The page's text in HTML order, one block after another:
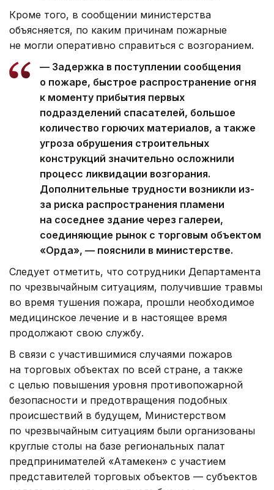
Кроме того, в сообщении министерства
объясняется, по каким причинам пожарные
не могли оперативно справиться с возгоранием.
— Задержка в поступлении сообщения
о пожаре, быстрое распространение огня
к моменту прибытия первых
подразделений спасателей, большое
количество горючих материалов, а также
угроза обрушения строительных
конструкций значительно осложнили
процесс ликвидации возгорания.
Дополнительные трудности возникли из-
за риска распространения пламени
на соседнее здание через галереи,
соединяющие рынок с торговым объектом
«Орда», — пояснили в министерстве.
Следует отметить, что сотрудники Департамента
по чрезвычайным ситуациям, получившие травмы
во время тушения пожара, прошли необходимое
медицинское лечение и в настоящее время
продолжают свою службу.
В связи с участившимися случаями пожаров
на торговых объектах по всей стране, а также
с целью повышения уровня противопожарной
безопасности и предотвращения подобных
происшествий в будущем, Министерством
по чрезвычайным ситуациям были организованы
круглые столы на базе региональных палат
предпринимателей «Атамекен» с участием
представителей торговых объектов — субъектов